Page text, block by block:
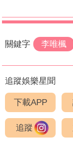
關鍵字 李唯楓
追蹤娛樂星聞
下載APP
追蹤